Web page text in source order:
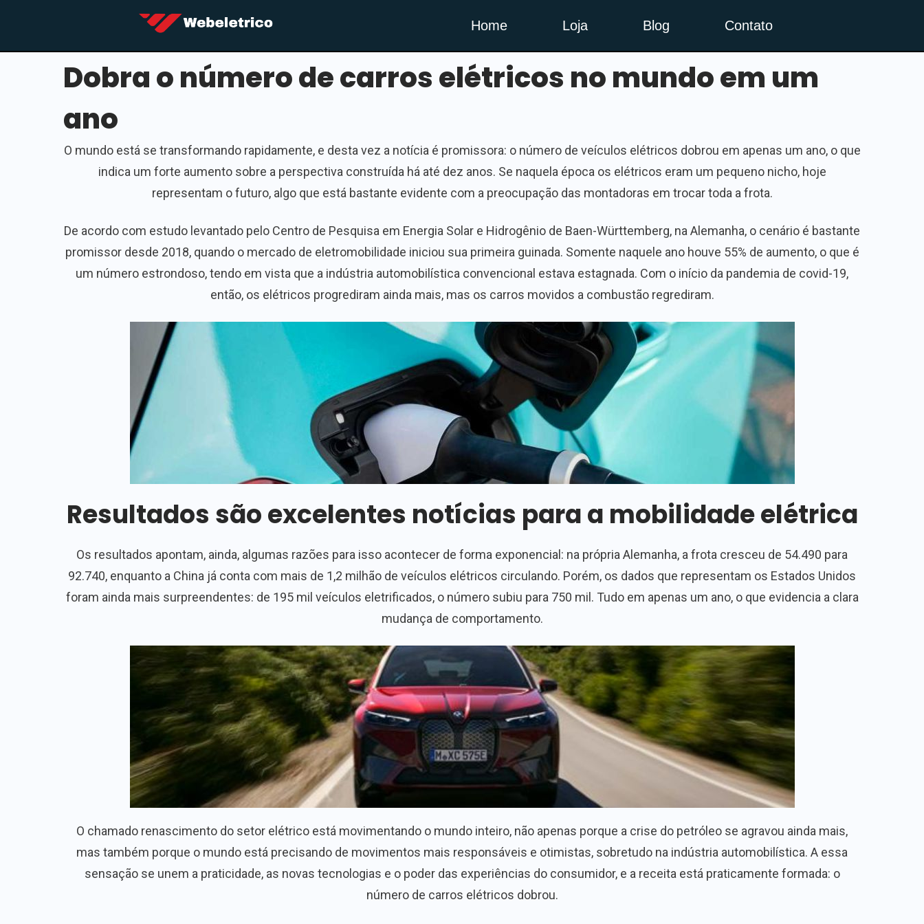
Home Loja Blog Contato
Dobra o número de carros elétricos no mundo em um
ano
O mundo está se transformando rapidamente, e desta vez a notícia é promissora: o número de veículos elétricos dobrou em apenas um ano, o que
indica um forte aumento sobre a perspectiva construída há até dez anos. Se naquela época os elétricos eram um pequeno nicho, hoje
representam o futuro, algo que está bastante evidente com a preocupação das montadoras em trocar toda a frota.
De acordo com estudo levantado pelo Centro de Pesquisa em Energia Solar e Hidrogênio de Baen-Württemberg, na Alemanha, o cenário é bastante
promissor desde 2018, quando o mercado de eletromobilidade iniciou sua primeira guinada. Somente naquele ano houve 55% de aumento, o que é
um número estrondoso, tendo em vista que a indústria automobilística convencional estava estagnada. Com o início da pandemia de covid-19,
então, os elétricos progrediram ainda mais, mas os carros movidos a combustão regrediram.
Resultados são excelentes notícias para a mobilidade elétrica
Os resultados apontam, ainda, algumas razões para isso acontecer de forma exponencial: na própria Alemanha, a frota cresceu de 54.490 para
92.740, enquanto a China já conta com mais de 1,2 milhão de veículos elétricos circulando. Porém, os dados que representam os Estados Unidos
foram ainda mais surpreendentes: de 195 mil veículos eletrificados, o número subiu para 750 mil. Tudo em apenas um ano, o que evidencia a clara
mudança de comportamento.
O chamado renascimento do setor elétrico está movimentando o mundo inteiro, não apenas porque a crise do petróleo se agravou ainda mais,
mas também porque o mundo está precisando de movimentos mais responsáveis e otimistas, sobretudo na indústria automobilística. A essa
sensação se unem a praticidade, as novas tecnologias e o poder das experiências do consumidor, e a receita está praticamente formada: o
número de carros elétricos dobrou.